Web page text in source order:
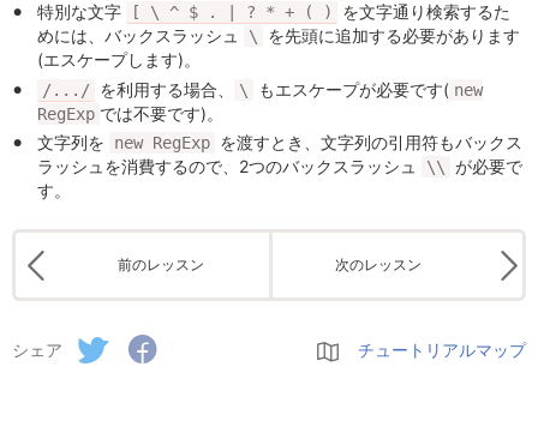
特別な文字 [ \ ^ $ . | ? * + ( )
を文字通り検索するた
めには、バックスラッシュ
\
を先頭に追加する必要があります
(エスケープします)。
/.../ を利用する場合、 \ もエスケープが必要です( new
RegExp では不要です)。
文字列を
new RegExp を渡すとき、文字列の引用符もバックス
ラッシュを消費するので、2つのバックスラッシュ
\\
が必要で
す。
前のレッスン 次のレッスン
シェア チュートリアルマップ